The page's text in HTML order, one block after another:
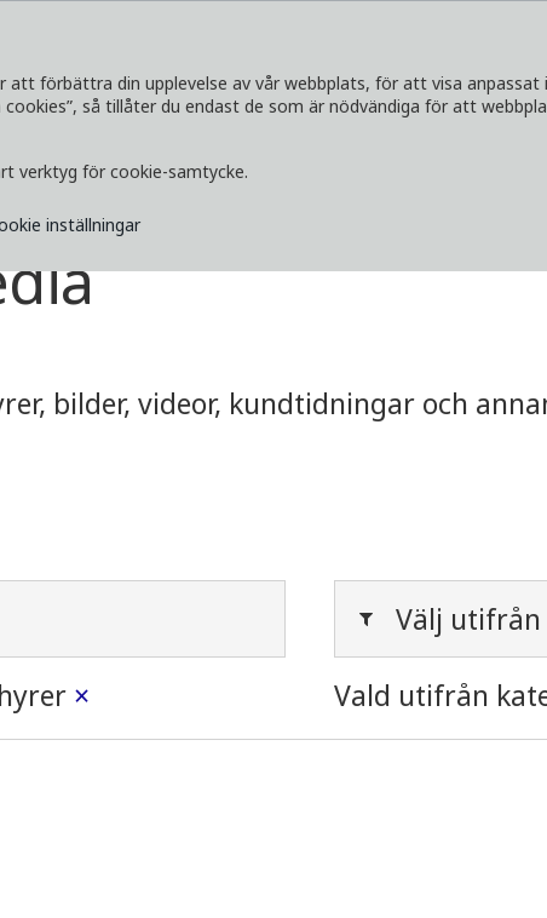
att förbättra din upplevelse av vår webbplats, för att visa
så tillåter du endast de som är nödvändiga för att
verktyg för cookie-samtycke.
inställningar
bilder, videor, kundtidningar och
×
Välj
Vald utifrån